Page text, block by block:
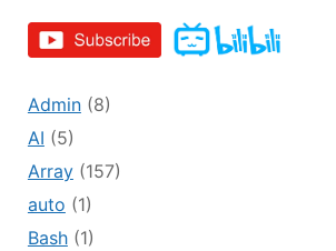
Admin(8)
AI (5)
Array(157)
auto (1)
Bash(1)